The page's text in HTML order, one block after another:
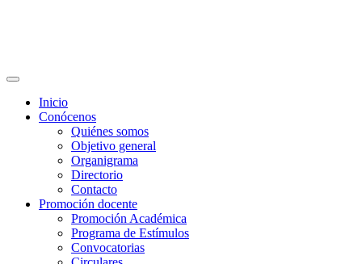
Inicio
Conócenos
Quiénes somos
Objetivo general
Organigrama
Directorio
Contacto
Promoción docente
Promoción Académica
Programa de Estímulos
Convocatorias